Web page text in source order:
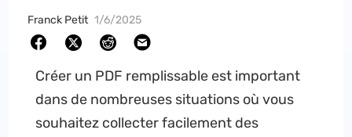
Franck Petit 1/6/2025
Créer un PDF remplissable est important
dans de nombreuses situations où vous
souhaitez collecter facilement des